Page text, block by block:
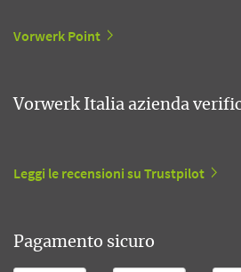
Vorwerk Point
Vorwerk Italia azienda
Leggi le recensioni su Trustpilot
Pagamento sicuro